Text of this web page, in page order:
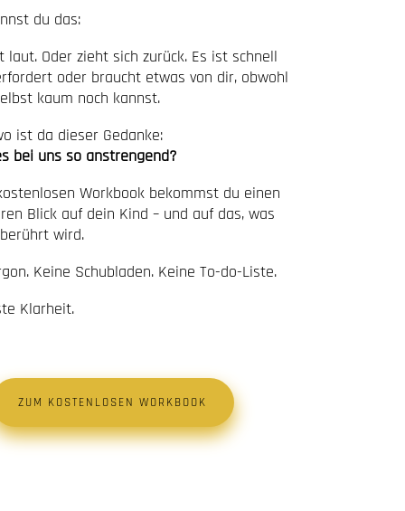
du das:
laut. Oder zieht sich zurück. Es ist schnell
oder braucht etwas von dir, obwohl
kaum noch kannst.
ist da dieser Gedanke:
bei uns so anstrengend?
Workbook bekommst du einen
Blick auf dein Kind – und auf das, was
wird.
Keine Schubladen. Keine To-do-Liste.
Klarheit.
ZUM KOSTENLOSEN WORKBOOK